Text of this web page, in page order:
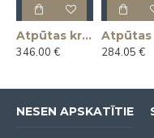
Atpūtas krēsls ARNOLD
346.00 €
284.05 €
NESEN APSKATĪTIE